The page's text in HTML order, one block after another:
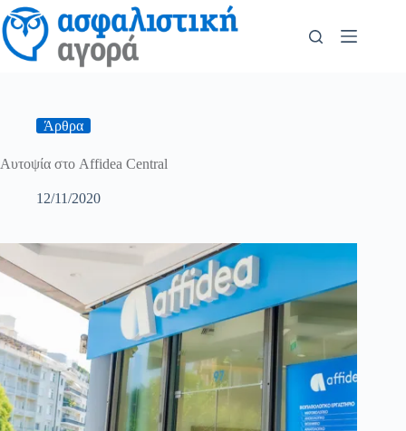
Άρθρα
Αυτοψία στο Affidea Central
12/11/2020